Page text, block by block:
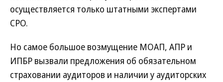
осуществляется только штатными экспертами
СРО.
Но самое большое возмущение МОАП, АПР и
ИПБР вызвали предложения об обязательном
страховании аудиторов и наличии у аудиторских